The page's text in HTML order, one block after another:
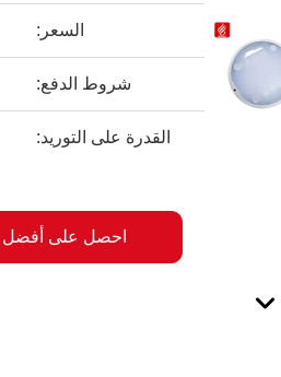
السعر:
شروط الدفع:
القدرة على التوريد:
احصل على أفضل